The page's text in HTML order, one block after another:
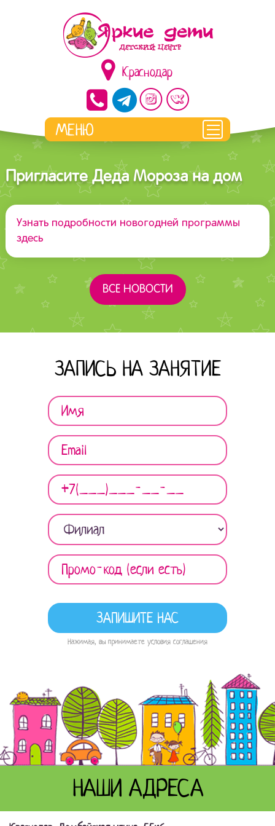
Краснодар
Пригласите Деда Мороза на дом
Узнать подробности новогодней программы
здесь
ВСЕ НОВОСТИ
ЗАПИСЬ НА ЗАНЯТИЕ
Нажимая, вы принимаете условия соглашения
НАШИ АДРЕСА